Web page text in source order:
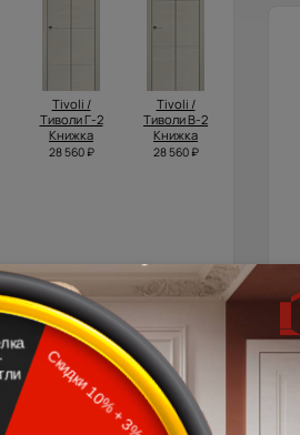
Tivoli /
Тиволи Г-2
Книжка
28 560 ₽
Tivoli /
Тиволи В-2
Книжка
28 560 ₽